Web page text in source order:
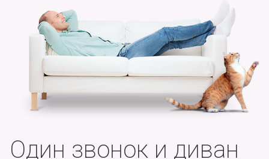
Один звонок и диван